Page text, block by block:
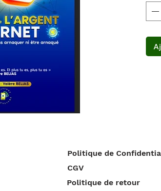
Politique de
CGV
Politique de retour